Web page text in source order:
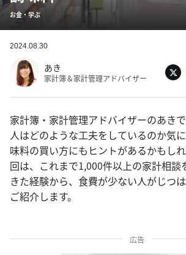
お金・学ぶ
2024.08.30
あき
家計簿＆家計管理アドバイザー
家計簿・家計管理アドバイザーのあき
人はどのような工夫をしているのか気
味料の買い方にもヒントがあるかもし
回は、これまで1,000件以上の家計相談
きた経験から、食費が少ない人がじつ
ご紹介します。
広告